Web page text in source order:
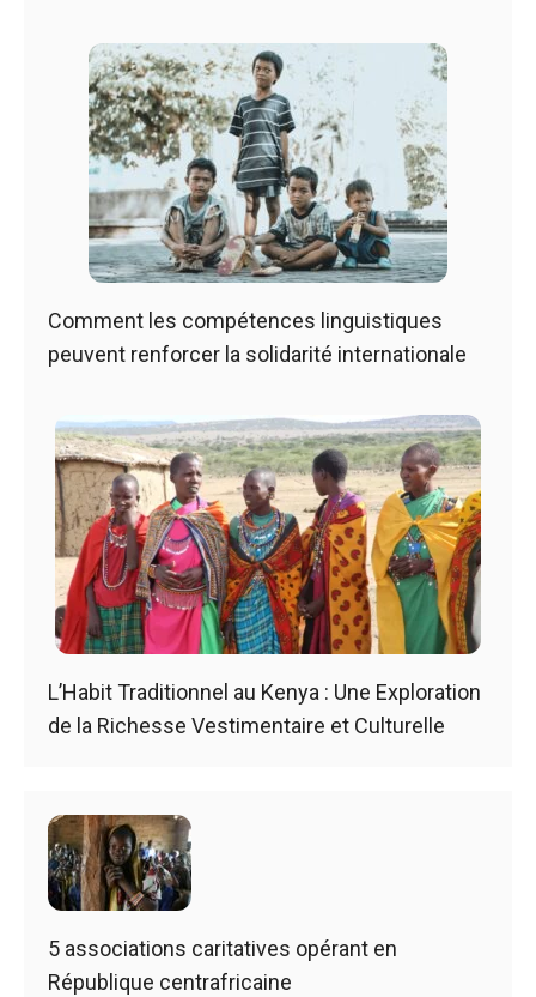
Comment les compétences linguistiques
peuvent renforcer la solidarité internationale
L’Habit Traditionnel au Kenya : Une Exploration
de la Richesse Vestimentaire et Culturelle
5 associations caritatives opérant en
République centrafricaine